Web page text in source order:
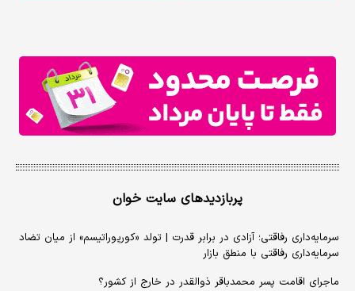
پربازدیدهای سایت خوان
سرمایه‌داری رفاقتی؛ آزادی در برابر قدرت | تولد «کورپوراتیسم» از میان تضاد
سرمایه‌داری رفاقتی با منطق بازار
ماجرای اقامت پسر محمدباقر ذوالقدر در خارج از کشور؟